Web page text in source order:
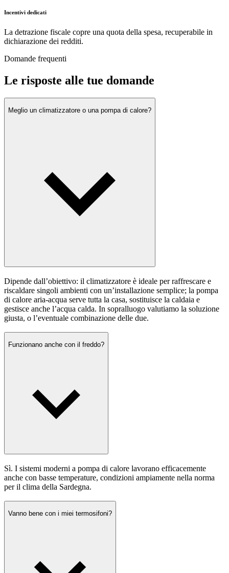
Incentivi dedicati
La detrazione fiscale copre una quota della spesa, recuperabile in
dichiarazione dei redditi.
Domande frequenti
Le risposte alle tue domande
Meglio un climatizzatore o una pompa di calore?
Dipende dall’obiettivo: il climatizzatore è ideale per raffrescare e
riscaldare singoli ambienti con un’installazione semplice; la pompa
di calore aria-acqua serve tutta la casa, sostituisce la caldaia e
gestisce anche l’acqua calda. In sopralluogo valutiamo la soluzione
giusta, o l’eventuale combinazione delle due.
Funzionano anche con il freddo?
Sì. I sistemi moderni a pompa di calore lavorano efficacemente
anche con basse temperature, condizioni ampiamente nella norma
per il clima della Sardegna.
Vanno bene con i miei termosifoni?